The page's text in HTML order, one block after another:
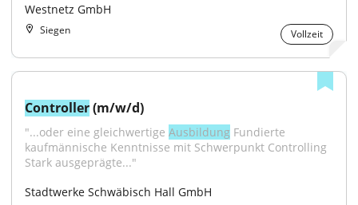
Westnetz GmbH
Siegen Vollzeit
Controller (m/w/d)
"...oder eine gleichwertige Ausbildung Fundierte
kaufmännische Kenntnisse mit Schwerpunkt Controlling
Stark ausgeprägte..."
Stadtwerke Schwäbisch Hall GmbH